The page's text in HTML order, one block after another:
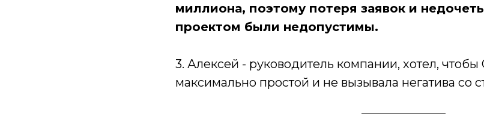
миллиона, поэтому потеря заявок и
проектом были недопустимы.
3. Алексей - руководитель компании, хотел,
максимально простой и не вызывала негатива со